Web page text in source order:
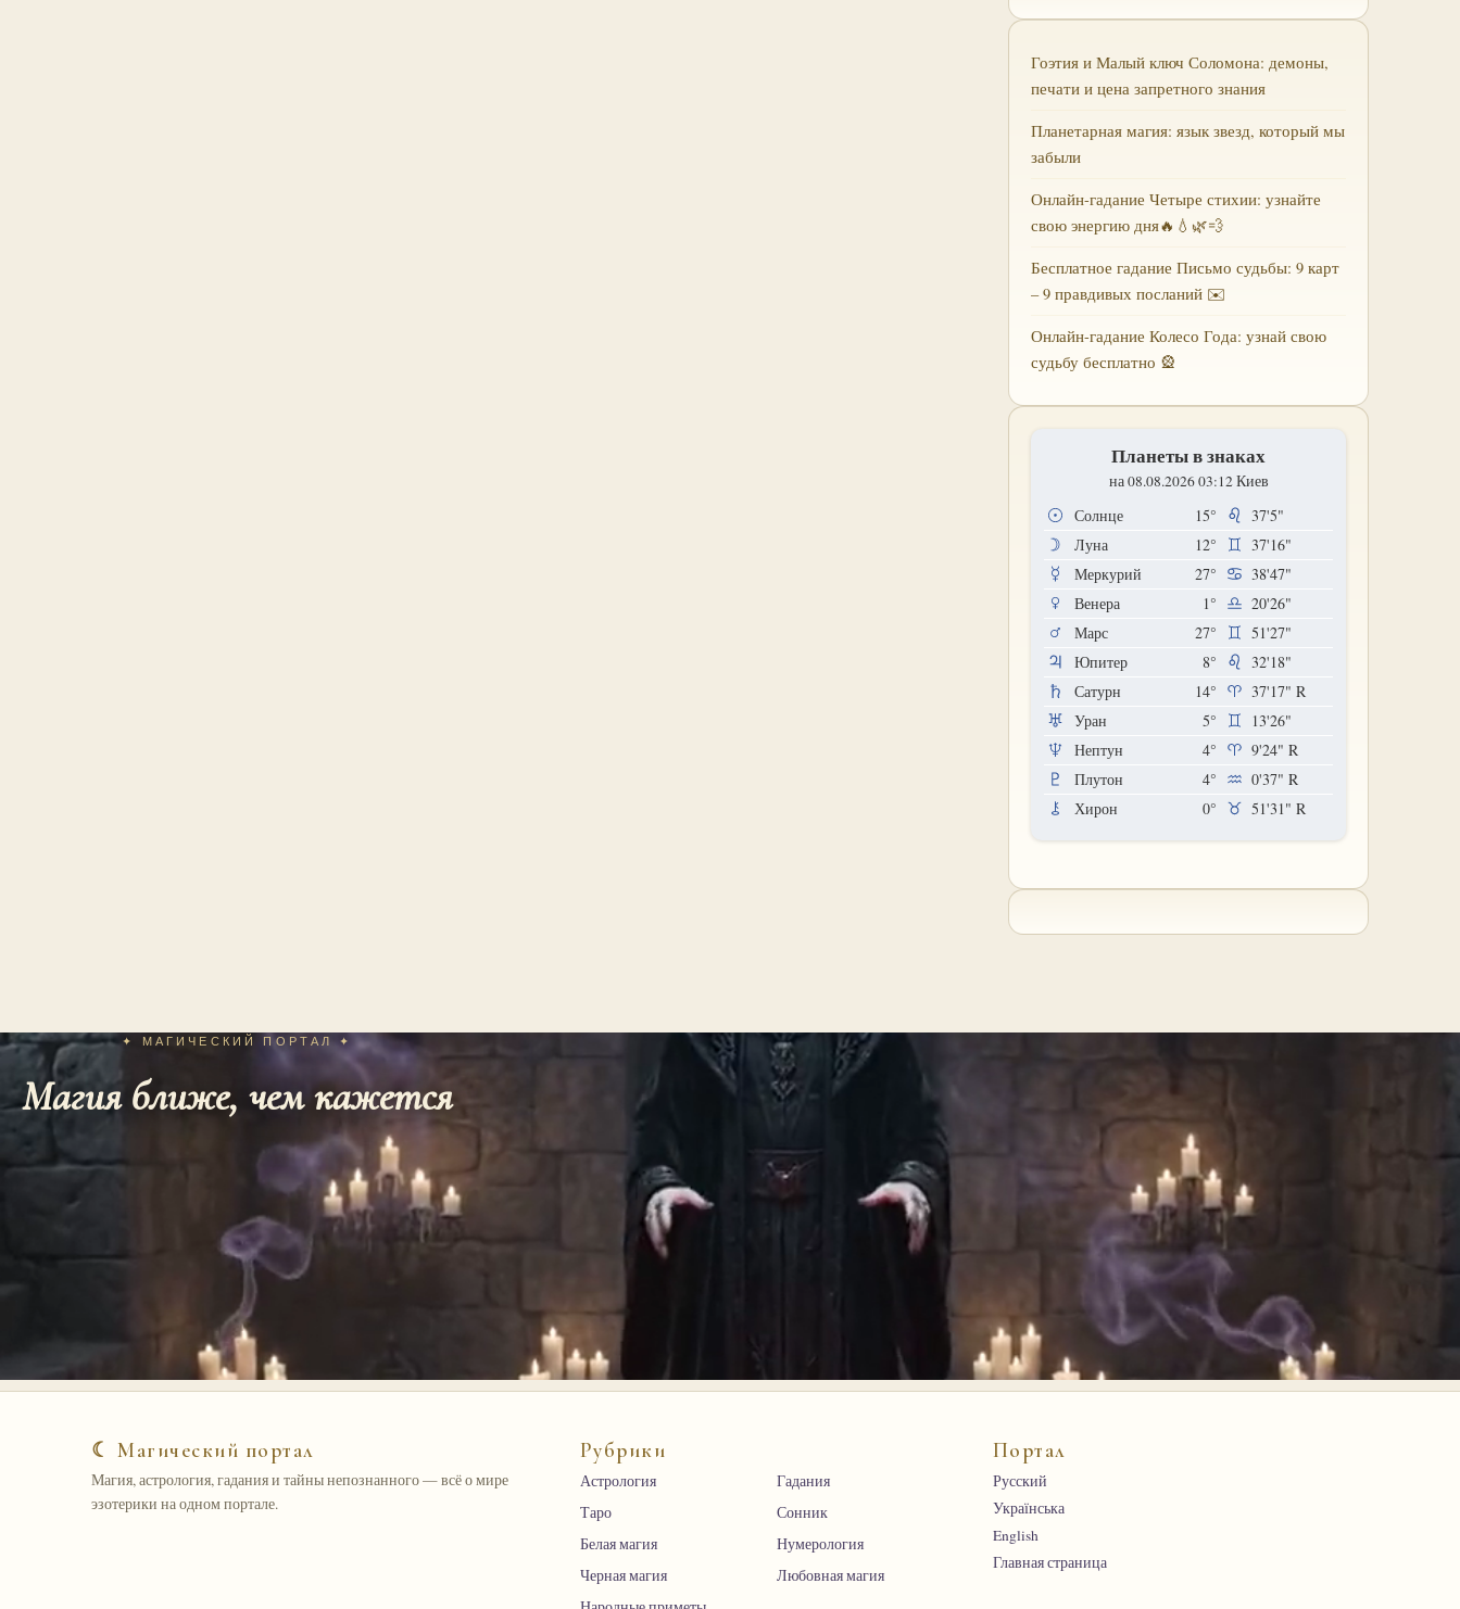
Гоэтия и Малый ключ Соломона: демоны,
печати и цена запретного знания
Планетарная магия: язык звезд, который мы
забыли
Онлайн-гадание Четыре стихии: узнайте
свою энергию дня🔥💧🌿💨
Бесплатное гадание Письмо судьбы: 9 карт
– 9 правдивых посланий ✉️
Онлайн-гадание Колесо Года: узнай свою
судьбу бесплатно 🎡
Планеты в знаках
на 08.08.2026 03:12 Киев
Солнце 15°
37'5"
Луна
12°
37'16"
Меркурий
27°
38'47"
Венера
1°
20'26"
Марс
27°
51'27"
Юпитер
8°
32'18"
Сатурн
14° 37'17" R
Уран
5°
13'26"
Нептун
4° 9'24" R
Плутон
4° 0'37" R
Хирон
0° 51'31" R
✦ МАГИЧЕСКИЙ ПОРТАЛ ✦
Магия ближе, чем кажется
☾ Магический портал
Магия, астрология, гадания и тайны непознанного — всё о мире
эзотерики на одном портале.
Рубрики
Астрология
Гадания
Таро
Сонник
Белая магия
Нумерология
Черная магия
Любовная магия
Портал
Русский
Українська
English
Главная страница